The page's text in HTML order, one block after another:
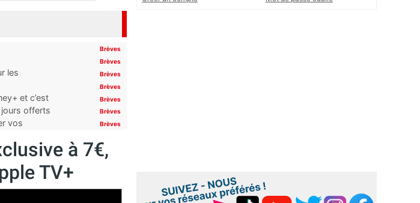
Brèves
Brèves
les
Brèves
Brèves
et c’est
Brèves
jours offerts Brèves
vos
Brèves
à 7€,
TV+